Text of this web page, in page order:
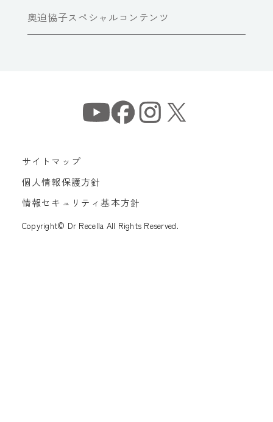
奥迫協子スペシャルコンテンツ
サイトマップ
個人情報保護方針
情報セキュリティ基本方針
Copyright© Dr Recella All Rights Reserved.